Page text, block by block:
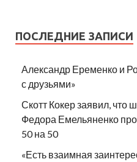
ПОСЛЕДНИЕ ЗАПИСИ
Александр Еременко и
с друзьями»
Скотт Кокер заявил,
Федора Емельяненко
50 на 50
«Есть взаимная